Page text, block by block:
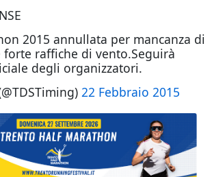
2015 annullata per mancanza di
forte raffiche di vento.Seguirà
degli organizzatori.
22 Febbraio 2015